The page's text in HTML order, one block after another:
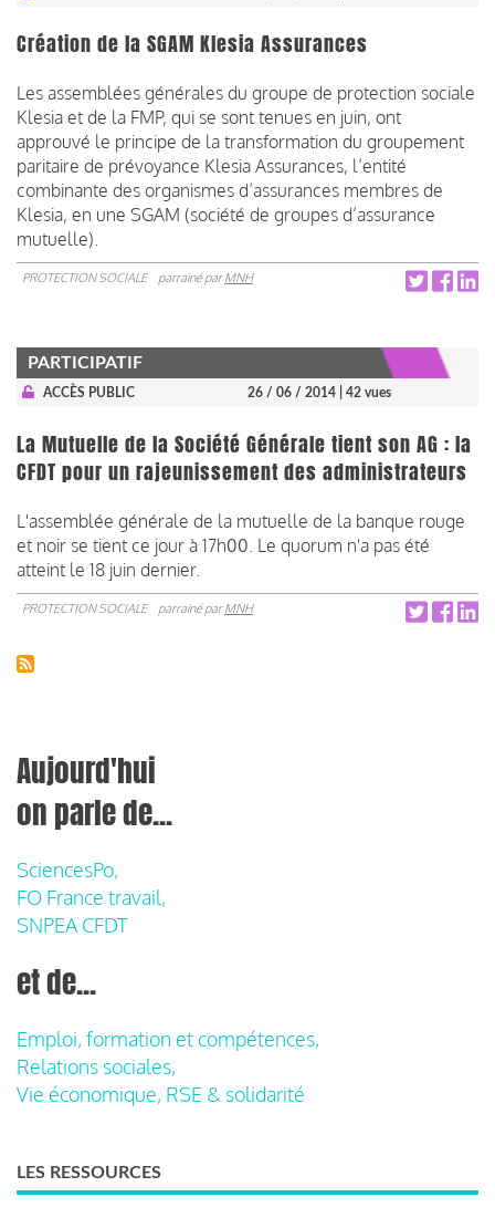
Création de la SGAM Klesia Assurances
Les assemblées générales du groupe de protection sociale
Klesia et de la FMP, qui se sont tenues en juin, ont
approuvé le principe de la transformation du groupement
paritaire de prévoyance Klesia Assurances, l’entité
combinante des organismes d’assurances membres de
Klesia, en une SGAM (société de groupes d’assurance
mutuelle).
PROTECTION SOCIALE parrainé parMNH
PARTICIPATIF
ACCÈS PUBLIC 26 / 06 / 2014 | 42 vues
La Mutuelle de la Société Générale tient son AG : la
CFDT pour un rajeunissement des administrateurs
L'assemblée générale de la mutuelle de la banque rouge
et noir se tient ce jour à 17h00. Le quorum n'a pas été
atteint le 18 juin dernier.
PROTECTION SOCIALE parrainé parMNH
Aujourd'hui
on parle de...
SciencesPo,
FO France travail,
SNPEA CFDT
et de...
Emploi, formation et compétences,
Relations sociales,
Vie économique, RSE & solidarité
LES RESSOURCES